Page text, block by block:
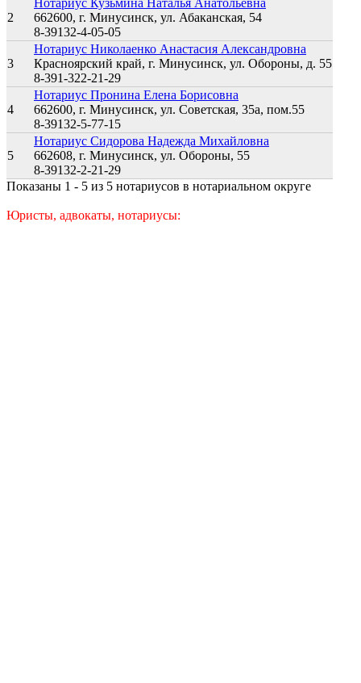
2
662600, г. Минусинск, ул. Абаканская, 54
8-39132-4-05-05
3
Нотариус Николаенко Анастасия Александровна
Красноярский край, г. Минусинск, ул. Обороны, д. 55
8-391-322-21-29
4
Нотариус Пронина Елена Борисовна
662600, г. Минусинск, ул. Советская, 35а, пом.55
8-39132-5-77-15
5
Нотариус Сидорова Надежда Михайловна
662608, г. Минусинск, ул. Обороны, 55
8-39132-2-21-29
Показаны 1 - 5 из 5 нотариусов в нотариальном округе
Юристы, адвокаты, нотариусы: